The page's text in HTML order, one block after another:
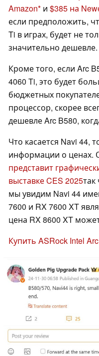
Amazon и $385 на
если предположить,
Ti в играх, будет не
значительно дешевле.
Кроме того, если Arc
4060 Ti, это будет
бюджетных
процессор, скорее
дешевле Arc B580,
Что касается Navi 44,
информации о ценах.
представит
выставке CES 2025так
мы увидим Navi 44
7600 и RX 7600 XT
цена RX 8600 XT
Купить ASRock Intel